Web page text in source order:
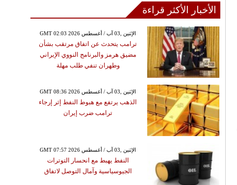
الأخبار الأكثر قراءة
GMT 02:03 2026 الإثنين ,03 آب / أغسطس
ترامب يتحدث عن اتفاق مرتقب بشأن
مضيق هرمز والبرنامج النووي الإيراني
وطهران تنفي طلب مهلة
GMT 08:36 2026 الإثنين ,03 آب / أغسطس
الذهب يرتفع مع هبوط النفط إثر إرجاء
ترامب ضرب إيران
GMT 07:57 2026 الإثنين ,03 آب / أغسطس
النفط يهبط مع انحسار التوترات
الجيوسياسية وآمال التوصل لاتفاق